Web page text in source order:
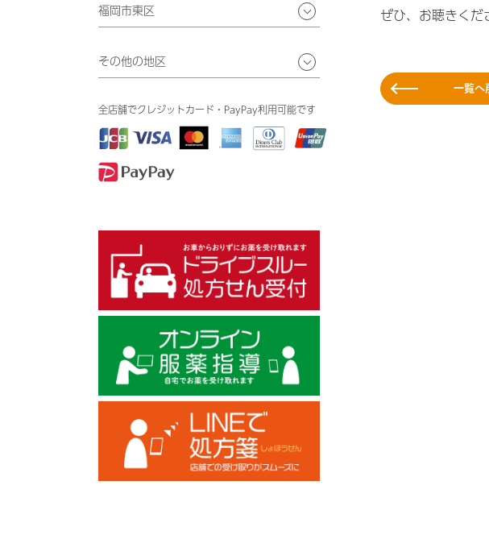
ぜひ、お聴きく
一覧へ
福岡市東区
その他の地区
全店舗でクレジットカード・PayPay利用可能です